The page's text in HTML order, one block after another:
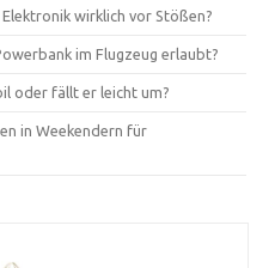
wirklich vor Stößen?
im Flugzeug erlaubt?
oder fällt er leicht um?
in Weekendern für